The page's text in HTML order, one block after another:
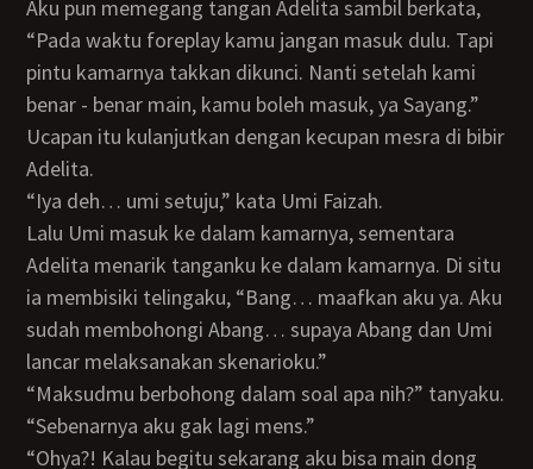
Aku pun memegang tangan Adelita sambil berkata,
“Pada waktu foreplay kamu jangan masuk dulu. Tapi
pintu kamarnya takkan dikunci. Nanti setelah kami
benar - benar main, kamu boleh masuk, ya Sayang.”
Ucapan itu kulanjutkan dengan kecupan mesra di bibir
Adelita.
“Iya deh… umi setuju,” kata Umi Faizah.
Lalu Umi masuk ke dalam kamarnya, sementara
Adelita menarik tanganku ke dalam kamarnya. Di situ
ia membisiki telingaku, “Bang… maafkan aku ya. Aku
sudah membohongi Abang… supaya Abang dan Umi
lancar melaksanakan skenarioku.”
“Maksudmu berbohong dalam soal apa nih?” tanyaku.
“Sebenarnya aku gak lagi mens.”
“Ohya?! Kalau begitu sekarang aku bisa main dong